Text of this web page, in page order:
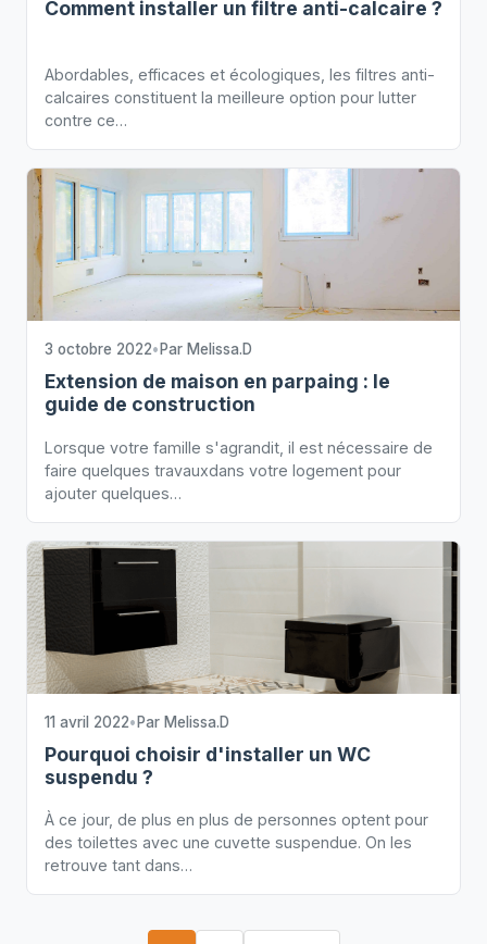
Comment installer un filtre anti-calcaire ?
Abordables, efficaces et écologiques, les filtres anti-
calcaires constituent la meilleure option pour lutter
contre ce…
3 octobre 2022• Par Melissa.D
Extension de maison en parpaing : le
guide de construction
Lorsque votre famille s'agrandit, il est nécessaire de
faire quelques travauxdans votre logement pour
ajouter quelques…
11 avril 2022•Par Melissa.D
Pourquoi choisir d'installer un WC
suspendu ?
À ce jour, de plus en plus de personnes optent pour
des toilettes avec une cuvette suspendue. On les
retrouve tant dans…